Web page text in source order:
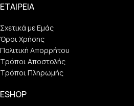
ΕΤΑΙΡΕΙΑ
Σχετικά με Εμάς
Όροι Χρήσης
Πολιτική Απορρήτου
Τρόποι Αποστολής
Τρόποι Πληρωμής
ESHOP